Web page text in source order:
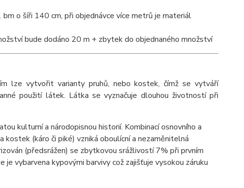
o šíři 140 cm, při objednávce více metrů je materiál
bude dodáno 20 m + zbytek do objednaného množství
lze vytvořit varianty pruhů, nebo kostek, čímž se vytváří
použití látek. Látka se vyznačuje dlouhou životností při
kulturní a národopisnou historií. Kombinací osnovního a
kostek (káro či piké) vzniká oboulícní a nezaměnitelná
(předsrážen) se zbytkovou srážlivostí 7% při prvním
vybarvena kypovými barvivy což zajišťuje vysokou záruku